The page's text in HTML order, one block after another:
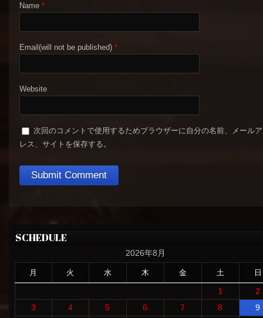
Name *
Email(will not be published) *
Website
次回のコメントで使用するためブラウザーに自分の名前、メール
レス、サイトを保存する。
SCHEDULE
2026年8月
月 火 水 木 金 土 日
1
2
3
4 5 6 7 8
9